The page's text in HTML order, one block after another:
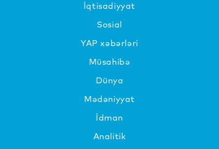
İqtisadiyyat
Sosial
YAP xəbərləri
Müsahibə
Dünya
Mədəniyyat
İdman
Analitik